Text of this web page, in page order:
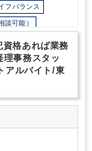
フバランス
談可能）
数日の勤務
相談OK 朝遅め
ュアルOK
資格あれば業務
理事務スタッ
アルバイト/東